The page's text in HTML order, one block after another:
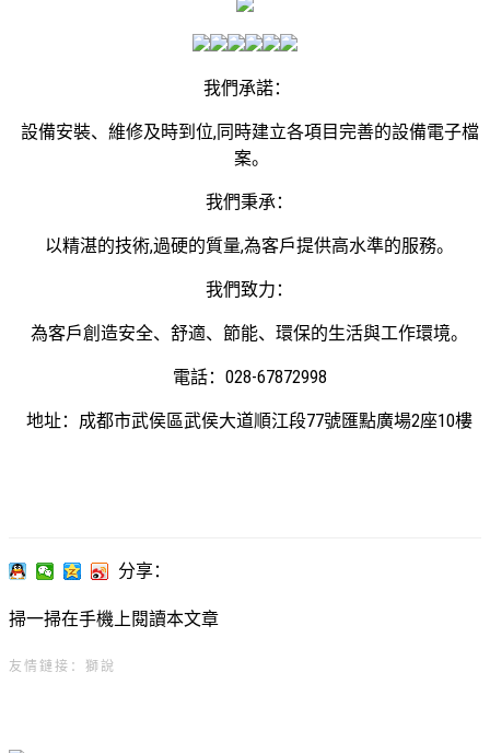
我們承諾：
設備安裝、維修及時到位,同時建立各項目完善的設備電子檔
案。
我們秉承：
以精湛的技術,過硬的質量,為客戶提供高水準的服務。
我們致力：
為客戶創造安全、舒適、節能、環保的生活與工作環境。
電話： 028-67872998
地址： 成都市武侯區武侯大道順江段77號匯點廣場2座10樓
分享：
掃一掃在手機上閱讀本文章
友情鏈接： 獅說